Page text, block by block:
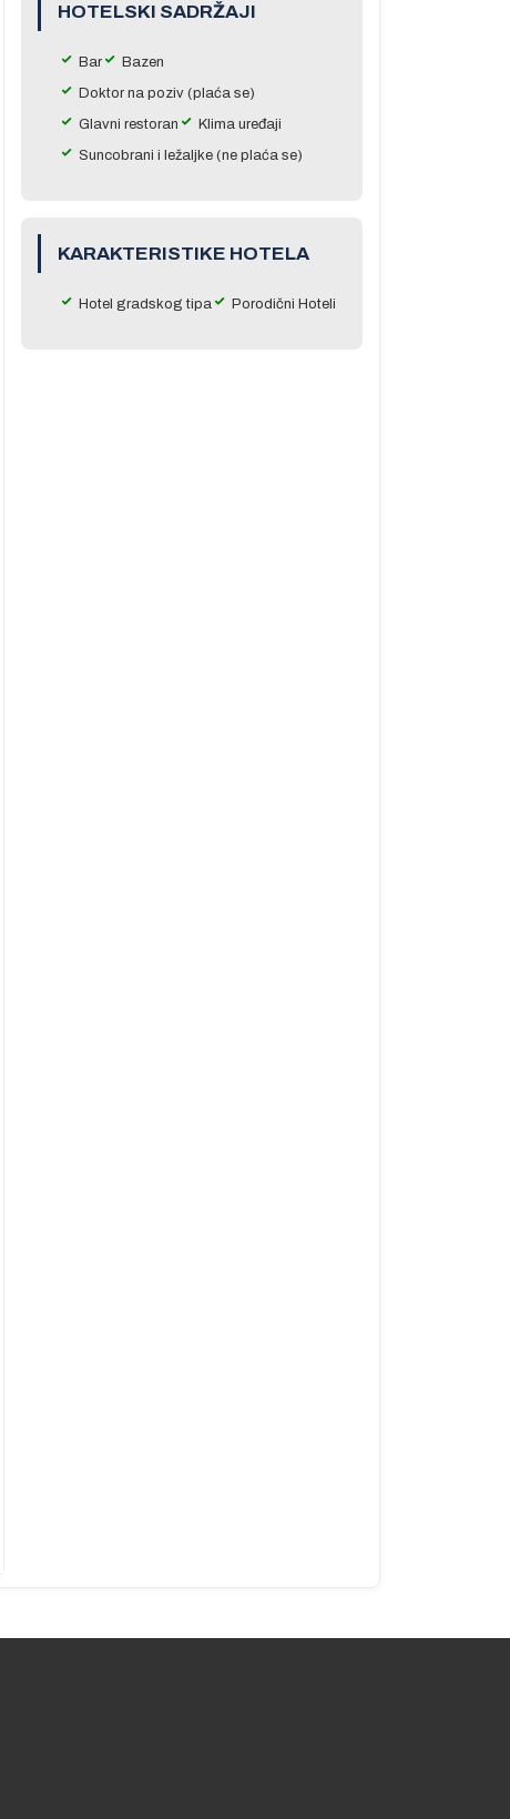
HOTELSKI SADRŽAJI
Bar
Bazen
Doktor na poziv (plaća se)
Glavni restoran
Klima uređaji
Suncobrani i ležaljke (ne plaća se)
KARAKTERISTIKE HOTELA
Hotel gradskog tipa Porodični Hoteli